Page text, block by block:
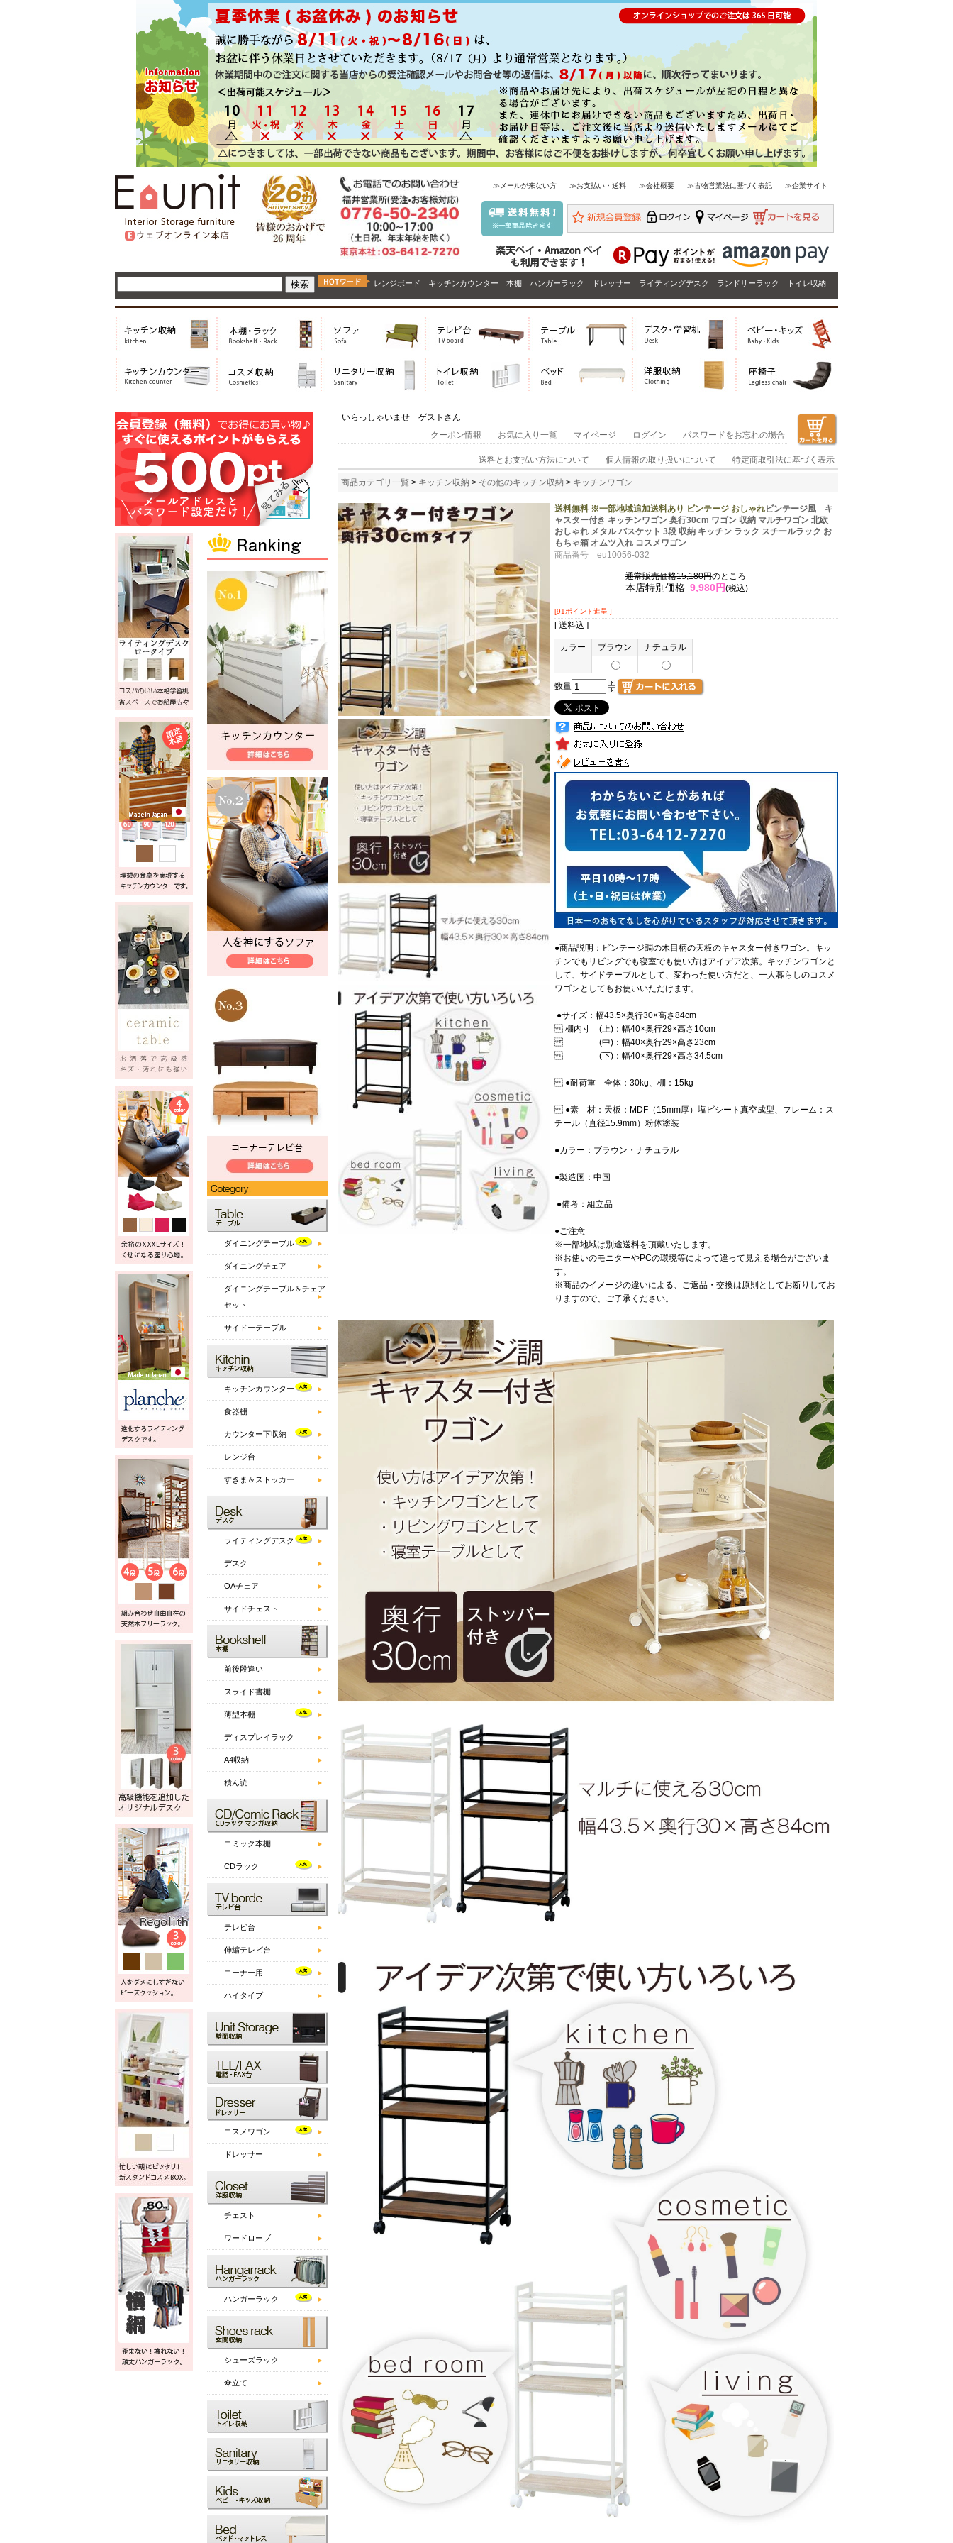
≫メールが来ない方 ≫お支払い・送料 ≫会社概要 ≫古物営業法に基づく表記 ≫企業サイト
レンジボード キッチンカウンター 本棚 ハンガーラック ドレッサー ライティングデスク ランドリーラック トイレ収納
ダイニングテーブル
ダイニングチェア
ダイニングテーブル＆チェア
セット
サイドーテーブル
キッチンカウンター
食器棚
カウンター下収納
レンジ台
すきま＆ストッカー
ライティングデスク
デスク
OAチェア
サイドチェスト
前後段違い
スライド書棚
薄型本棚
ディスプレイラック
A4収納
積ん読
コミック本棚
CDラック
テレビ台
伸縮テレビ台
コーナー用
ハイタイプ
コスメワゴン
ドレッサー
チェスト
ワードローブ
ハンガーラック
シューズラック
傘立て
いらっしゃいませ ゲストさん
クーポン情報
お気に入り一覧 マイページ ログイン パスワードをお忘れの場合
送料とお支払い方法について 個人情報の取り扱いについて 特定商取引法に基づく表示
商品カテゴリ一覧 > キッチン収納 > その他のキッチン収納 > キッチンワゴン
送料無料 ※一部地域追加送料あり ビンテージ おしゃれビンテージ風 キ
ャスター付き キッチンワゴン 奥行30cm ワゴン 収納 マルチワゴン 北欧
おしゃれ メタル バスケット 3段 収納 キッチン ラック スチールラック お
もちゃ箱 オムツ入れ コスメワゴン
商品番号 eu10056-032
通常販売価格15,180円のところ
本店特別価格 9,980円(税込)
[91ポイント進呈 ]
[ 送料込 ]
カラー ブラウン ナチュラル
数量
●商品説明：ビンテージ調の木目柄の天板のキャスター付きワゴン。キッ
チンでもリビングでも寝室でも使い方はアイデア次第。キッチンワゴンと
して、サイドテーブルとして、変わった使い方だと、一人暮らしのコスメ
ワゴンとしてもお使いいただけます。
●サイズ：幅43.5×奥行30×高さ84cm
棚内寸 (上)：幅40×奥行29×高さ10cm
(中)：幅40×奥行29×高さ23cm
(下)：幅40×奥行29×高さ34.5cm
●耐荷重 全体：30kg、棚：15kg
●素 材：天板：MDF（15mm厚）塩ビシート真空成型、フレーム：ス
チール（直径15.9mm）粉体塗装
●カラー：ブラウン・ナチュラル
●製造国：中国
●備考：組立品
●ご注意
※一部地域は別途送料を頂戴いたします。
※お使いのモニターやPCの環境等によって違って見える場合がございま
す。
※商品のイメージの違いによる、ご返品・交換は原則としてお断りしてお
りますので、ご了承ください。